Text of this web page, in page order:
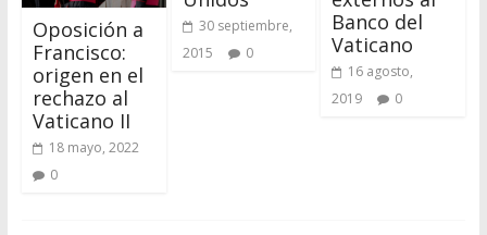
Oposición a
Francisco:
origen en el
rechazo al
Vaticano II
18 mayo, 2022
0
30 septiembre,
2015
0
Banco del
Vaticano
16 agosto,
2019
0